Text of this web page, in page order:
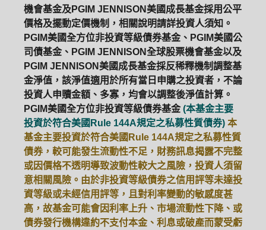
機會基金及PGIM JENNISON美國成長基金採用公平
價格及擺動定價機制，相關說明請詳投資人須知。
PGIM美國全方位非投資等級債券基金、PGIM美國公
司債基金、PGIM JENNISON全球股票機會基金以及
PGIM JENNISON美國成長基金採反稀釋機制調整基
金淨值，該淨值適用於所有當日申購之投資者，不論
投資人申贖金額、多寡，均會以調整後淨值計算。
PGIM美國全方位非投資等級債券基金 (本基金主要
投資於符合美國Rule 144A規定之私募性質債券) 本
基金主要投資於符合美國Rule 144A規定之私募性質
債券，較可能發生流動性不足，財務訊息揭露不完整
或因價格不透明導致波動性較大之風險，投資人須留
意相關風險。由於非投資等級債券之信用評等未達投
資等級或未經信用評等，且對利率變動的敏感度甚
高，故基金可能會因利率上升、市場流動性下降、或
債券發行機構違約不支付本金、利息或破產而蒙受虧